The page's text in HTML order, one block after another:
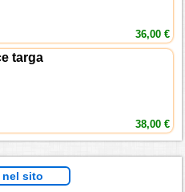
36,00 €
targa
38,00 €
nel sito